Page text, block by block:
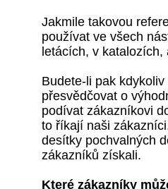
Jakmile takovou
používat ve všech
letácích, v katalozích,
Budete-li pak
přesvědčovat o
podívat zákazníkovi
to říkají naši
desítky pochvalných
zákazníků získali.
Které zákazníky